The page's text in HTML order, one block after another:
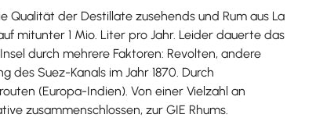
der Destillate zusehends und Rum aus La
mitunter 1 Mio. Liter pro Jahr. Leider dauerte das
durch mehrere Faktoren: Revolten, andere
Suez-Kanals im Jahr 1870. Durch
(Europa-Indien). Von einer Vielzahl an
zusammenschlossen, zur GIE Rhums.